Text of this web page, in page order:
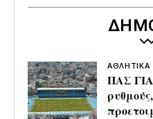
ΑΘΛΗΤΙΚΑ
ΠΑΣ